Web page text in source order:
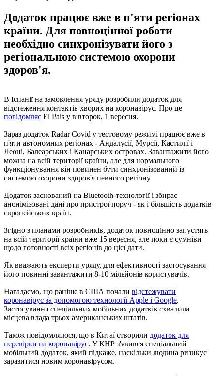
Додаток працює вже в п'яти регіонах
країни. Для повноцінної роботи
необхідно синхронізувати його з
регіональною системою охорони
здоров'я.
В Іспанії на замовлення уряду розробили додаток для
відстеження контактів хворих на коронавірус. Про це
повідомляє El Pais у вівторок, 1 вересня.
Зараз додаток Radar Covid у тестовому режимі працює вже в
п'яти автономних регіонах - Андалусії, Мурсії, Кастилії і
Леоні, Балеарських і Канарських островах. Завантажити його
можна на всій території країни, але для нормального
функціонування він повинен бути синхронізований із
системою охорони здоров'я певного регіону.
Додаток заснований на Bluetooth-технології і збирає
анонімізовані дані про пристрої поруч - як і більшість додатків
європейських країн.
Згідно з планами розробників, додаток повноцінно запустять
на всій території країни вже 15 вересня, але поки є сумніви
щодо готовності всіх регіонів до цієї дати.
Як вважають експерти уряду, для ефективності застосування
його повинні завантажити 8-10 мільйонів користувачів.
Нагадаємо, що раніше в США почали відстежувати
коронавірус за допомогою технології Apple і Google.
Застосування спеціальних мобільних додатків схвалила
місцева влада трьох американських штатів.
Також повідомлялося, що в Китаї створили додаток для
перевірки на коронавірус. У КНР з'явився спеціальний
мобільний додаток, який підкаже, наскільки людина ризикує
заразитися новим коронавірусом.